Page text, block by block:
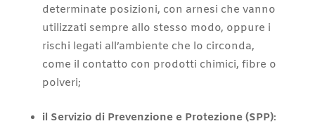
determinate posizioni, con arnesi che vanno
utilizzati sempre allo stesso modo, oppure i
rischi legati all’ambiente che lo circonda,
come il contatto con prodotti chimici, fibre o
polveri;
il Servizio di Prevenzione e Protezione (SPP):